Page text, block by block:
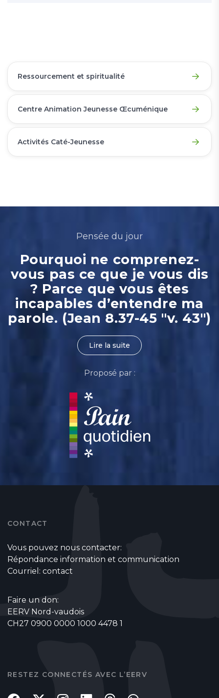
Ressourcement et spiritualité
Centre Animation Jeunesse Œcuménique
Activités Caté-Jeunesse
Pensée du jour
Pourquoi ne comprenez-
vous pas ce que je vous dis
? Parce que vous êtes
incapables d’entendre ma
parole. (Jean 8.37-45 "v. 43")
Lire la suite
Proposé par :
CONTACT
Vous pouvez nous contacter:
Répondance information et communication
Courriel: contact
Faire un don:
EERV Nord-vaudois
CH27 0900 0000 1000 4478 1
RESTEZ CONNECTÉS AVEC L’EERV